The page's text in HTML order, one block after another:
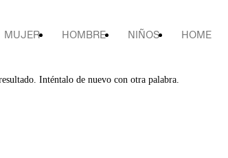
MUJER HOMBRE NIÑOS HOME
Inténtalo de nuevo con otra palabra.